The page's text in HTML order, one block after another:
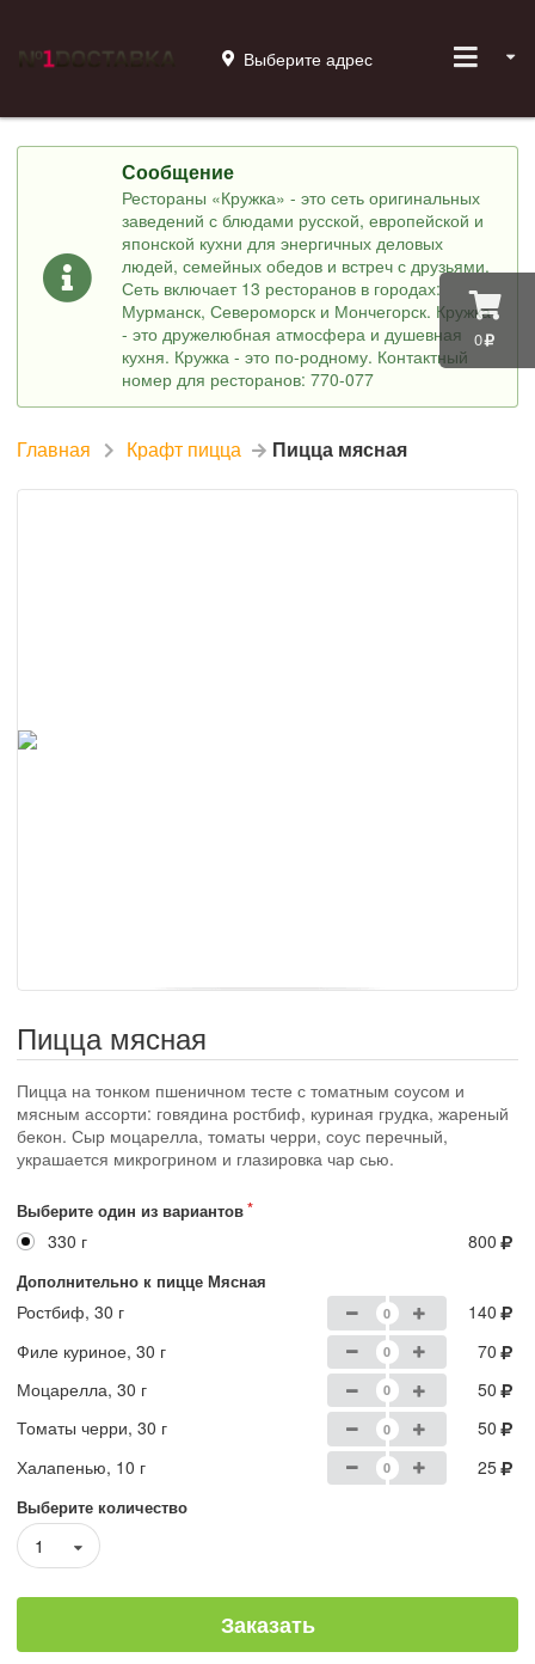
0
Выберите адрес
Сообщение
Рестораны «Кружка» - это сеть оригинальных
заведений с блюдами русской, европейской и
японской кухни для энергичных деловых
людей, семейных обедов и встреч с друзьями.
Сеть включает 13 ресторанов в городах:
Мурманск, Североморск и Мончегорск. Кружка
- это дружелюбная атмосфера и душевная
кухня. Кружка - это по-родному. Контактный
номер для ресторанов: 770-077
Главная Крафт пицца Пицца мясная
Пицца мясная
Пицца на тонком пшеничном тесте с томатным соусом и
мясным ассорти: говядина ростбиф, куриная грудка, жареный
бекон. Сыр моцарелла, томаты черри, соус перечный,
украшается микрогрином и глазировка чар сью.
Выберите один из вариантов
330 г 800
Дополнительно к пицце Мясная
Ростбиф, 30 г
140
Филе куриное, 30 г
70
Моцарелла, 30 г
50
Томаты черри, 30 г
50
Халапенью, 10 г
25
Выберите количество
1
Заказать